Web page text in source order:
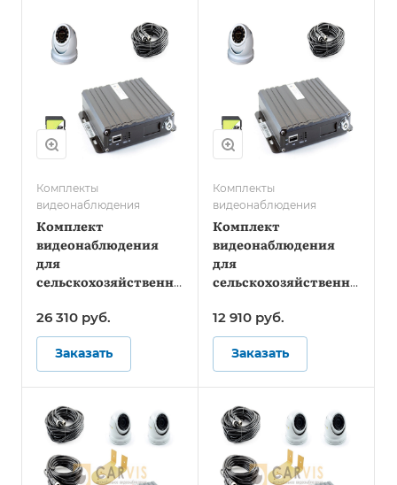
Комплекты
видеонаблюдения
Комплект
видеонаблюдения
для
сельскохозяйственной
26 310 руб.
Заказать
Комплекты
видеонаблюдения
Комплект
видеонаблюдения
для
сельскохозяйственной
12 910 руб.
Заказать